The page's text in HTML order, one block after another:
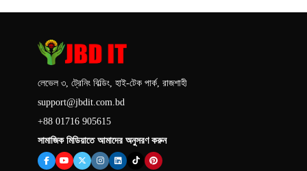
লেভেল ৩, ট্রেনিং বিল্ডিং, হাই-টেক পার্ক, রাজশাহী
support@jbdit.com.bd
+88 01716 905615
সামাজিক মিডিয়াতে আমাদের অনুসরণ করুন